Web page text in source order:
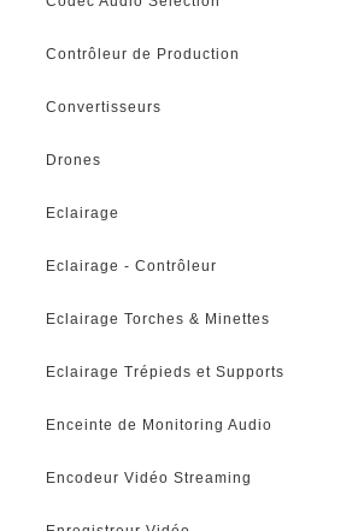
Contrôleur de Production
Convertisseurs
Drones
Eclairage
Eclairage - Contrôleur
Eclairage Torches & Minettes
Eclairage Trépieds et Supports
Enceinte de Monitoring Audio
Encodeur Vidéo Streaming